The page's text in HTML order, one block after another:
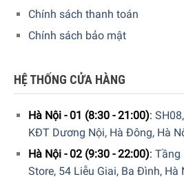
Chính sách thanh toán
Chính sách bảo mật
HỆ THỐNG CỬA HÀNG
Hà Nội - 01 (8:30 - 21:00):
KĐT Dương Nội, Hà Đông, Hà
Hà Nội - 02 (9:30 - 22:00): Tầng
Store, 54 Liễu Giai, Ba Đình, Hà